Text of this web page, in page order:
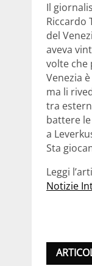
Il
Riccardo
del
aveva
volte che
Venezia
ma li
tra
battere
a
Sta
Leggi
Notizie